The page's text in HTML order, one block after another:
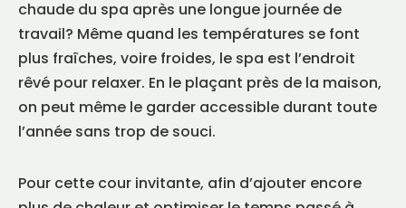
chaude du spa après une longue journée de
travail? Même quand les températures se font
plus fraîches, voire froides, le spa est l’endroit
rêvé pour relaxer. En le plaçant près de la maison,
on peut même le garder accessible durant toute
l’année sans trop de souci.
Pour cette cour invitante, afin d’ajouter encore